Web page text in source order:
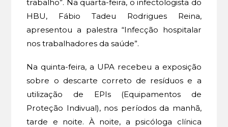
trabalho”. Na quarta-feira, o infectologista do
HBU, Fábio Tadeu Rodrigues Reina,
apresentou a palestra “Infecção hospitalar
nos trabalhadores da saúde”.
Na quinta-feira, a UPA recebeu a exposição
sobre o descarte correto de resíduos e a
utilização de EPIs (Equipamentos de
Proteção Indivual), nos períodos da manhã,
tarde e noite. À noite, a psicóloga clínica